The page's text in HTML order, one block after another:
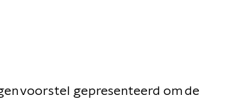
voorstel gepresenteerd om de